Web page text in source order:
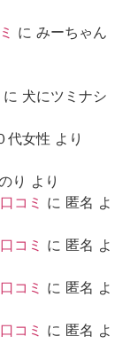
に みーちゃん
に 犬にツミナシ
代女性 より
り より
コミ に 匿名 よ
コミ に 匿名 よ
コミ に 匿名 よ
コミ に 匿名 よ